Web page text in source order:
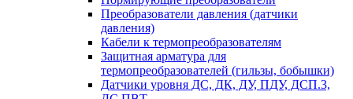
Преобразователи давления (датчики
давления)
Кабели к термопреобразователям
Защитная арматура для
термопреобразователей (гильзы, бобышки)
Датчики уровня ДС, ДК, ДУ, ПДУ, ДСП.3,